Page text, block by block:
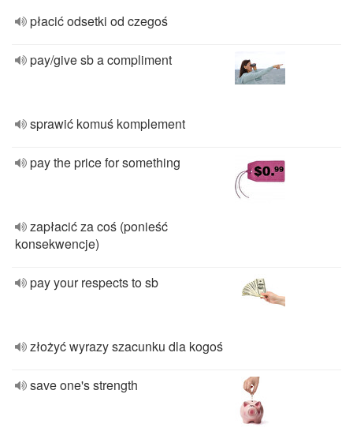
płacić odsetki od czegoś
pay/give sb a compliment
sprawić komuś komplement
pay the price for something
zapłacić za coś (ponieść
konsekwencje)
pay your respects to sb
złożyć wyrazy szacunku dla kogoś
save one's strength